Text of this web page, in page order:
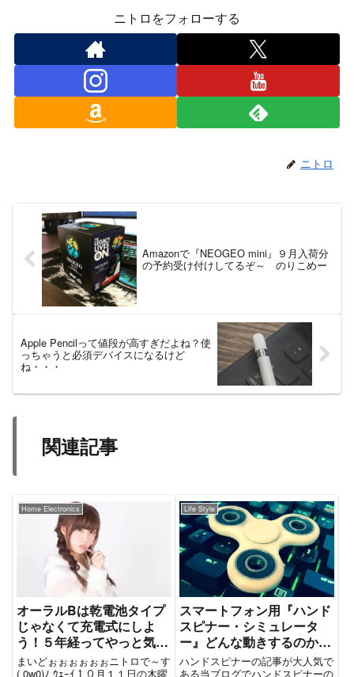
ニトロをフォローする
ニトロ
Amazonで『NEOGEO mini』９月入荷分
の予約受け付けしてるぞ～ のりこめー
Apple Pencilって値段が高すぎだよね？使
っちゃうと必須デバイスになるけど
ね・・・
関連記事
Home Electronics
オーラルBは乾電池タイプ
じゃなくて充電式にしよ
う！５年経ってやっと気が
ついたぞ！
まいどぉぉぉぉぉぉニトロで～す
( 0w0)ﾉ ｳｪｰｲ１０月１１日の木曜
Life Style
スマートフォン用『ハンド
スピナー・シミュレータ
ー』どんな動きするのか体
験できるよ。
ハンドスピナーの記事が大人気で
ある当ブログでハンドスピナーの